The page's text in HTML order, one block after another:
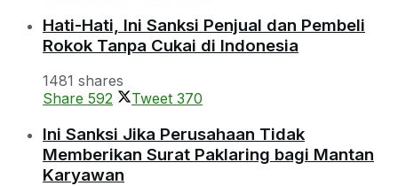
Hati-Hati, Ini Sanksi Penjual dan Pembeli
Rokok Tanpa Cukai di Indonesia
1481 shares
Share 592 Tweet 370
Ini Sanksi Jika Perusahaan Tidak
Memberikan Surat Paklaring bagi Mantan
Karyawan